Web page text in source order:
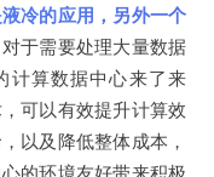
冷的应用，另外一个
对于需要处理大量数据
计算数据中心来了来
可以有效提升计算效
以及降低整体成本，
的环境友好带来积极